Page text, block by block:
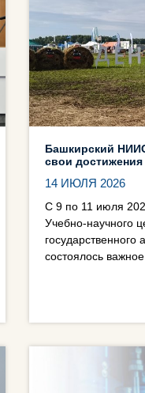
Башкирский
свои достижения
14 ИЮЛЯ 2026
С 9 по 11 июля
Учебно-научного
государственного
состоялось